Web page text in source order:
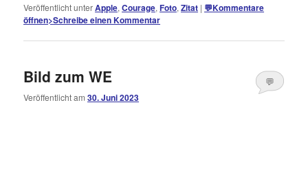
Veröffentlicht unterApple,Courage,Foto,Zitat | 💬Kommentare
öffnen>Schreibe einen Kommentar
Bild zum WE
Veröffentlicht am30. Juni 2023
💬